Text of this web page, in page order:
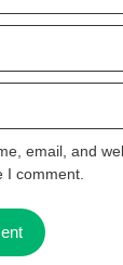
email, and
I comment.